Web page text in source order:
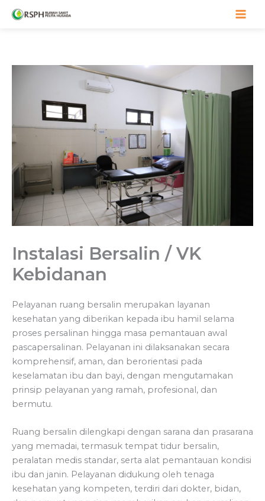
Instalasi Bersalin / VK
Kebidanan
Pelayanan ruang bersalin merupakan layanan
kesehatan yang diberikan kepada ibu hamil selama
proses persalinan hingga masa pemantauan awal
pascapersalinan. Pelayanan ini dilaksanakan secara
komprehensif, aman, dan berorientasi pada
keselamatan ibu dan bayi, dengan mengutamakan
prinsip pelayanan yang ramah, profesional, dan
bermutu.
Ruang bersalin dilengkapi dengan sarana dan prasarana
yang memadai, termasuk tempat tidur bersalin,
peralatan medis standar, serta alat pemantauan kondisi
ibu dan janin. Pelayanan didukung oleh tenaga
kesehatan yang kompeten, terdiri dari dokter, bidan,